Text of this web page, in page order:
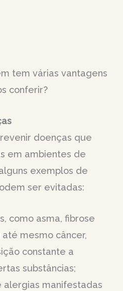
tem várias vantagens
conferir?
doenças que
em ambientes de
exemplos de
ser evitadas:
como asma, fibrose
até mesmo câncer,
constante a
substâncias;
alergias manifestadas